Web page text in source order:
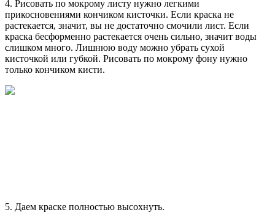
4. Рисовать по мокрому листу нужно легкими
прикосновениями кончиком кисточки. Если краска не
растекается, значит, вы не достаточно смочили лист. Если
краска бесформенно растекается очень сильно, значит воды
слишком много. Лишнюю воду можно убрать сухой
кисточкой или губкой. Рисовать по мокрому фону нужно
только кончиком кисти.
5. Даем краске полностью высохнуть.